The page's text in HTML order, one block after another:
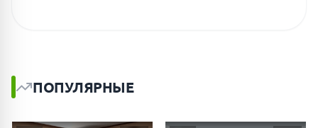
ПОПУЛЯРНЫЕ